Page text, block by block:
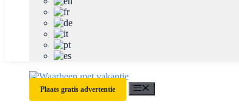
Plaats gratis advertentie